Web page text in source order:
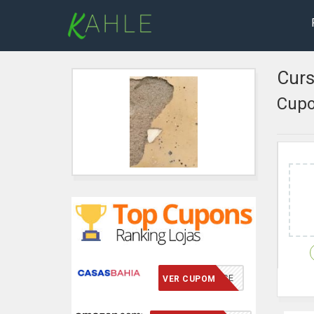
VCMERECE
VER CUPOM